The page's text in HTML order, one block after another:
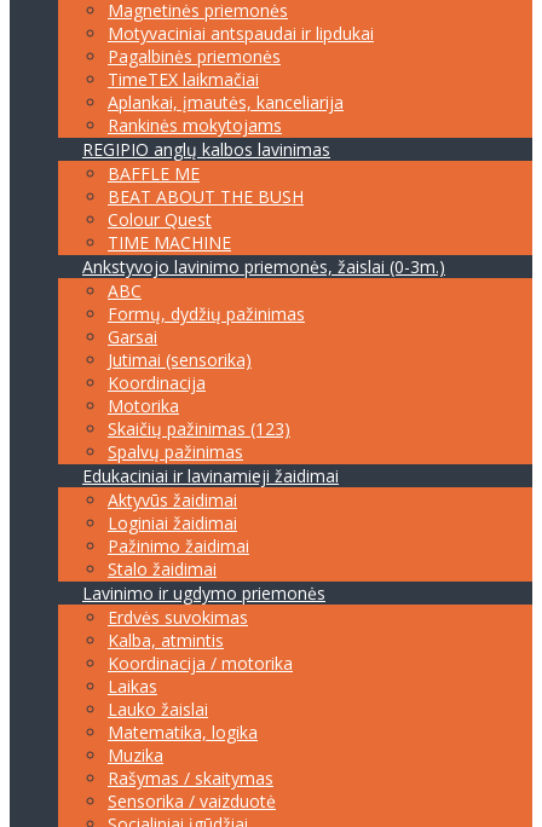
Magnetinės priemonės
Motyvaciniai antspaudai ir lipdukai
Pagalbinės priemonės
TimeTEX laikmačiai
Aplankai, įmautės, kanceliarija
Rankinės mokytojams
REGIPIO anglų kalbos lavinimas
BAFFLE ME
BEAT ABOUT THE BUSH
Colour Quest
TIME MACHINE
Ankstyvojo lavinimo priemonės, žaislai (0-3m.)
ABC
Formų, dydžių pažinimas
Garsai
Jutimai (sensorika)
Koordinacija
Motorika
Skaičių pažinimas (123)
Spalvų pažinimas
Edukaciniai ir lavinamieji žaidimai
Aktyvūs žaidimai
Loginiai žaidimai
Pažinimo žaidimai
Stalo žaidimai
Lavinimo ir ugdymo priemonės
Erdvės suvokimas
Kalba, atmintis
Koordinacija / motorika
Laikas
Lauko žaislai
Matematika, logika
Muzika
Rašymas / skaitymas
Sensorika / vaizduotė